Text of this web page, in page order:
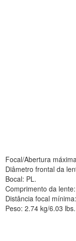
Focal/Abertura
Diâmetro frontal da
Bocal: PL.
Comprimento da
Distância focal
Peso: 2.74 kg/6.03 lbs.